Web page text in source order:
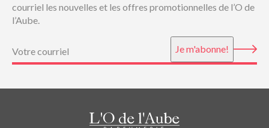
courriel les nouvelles et les offres promotionnelles de l’O de
l’Aube.
Je m'abonne!